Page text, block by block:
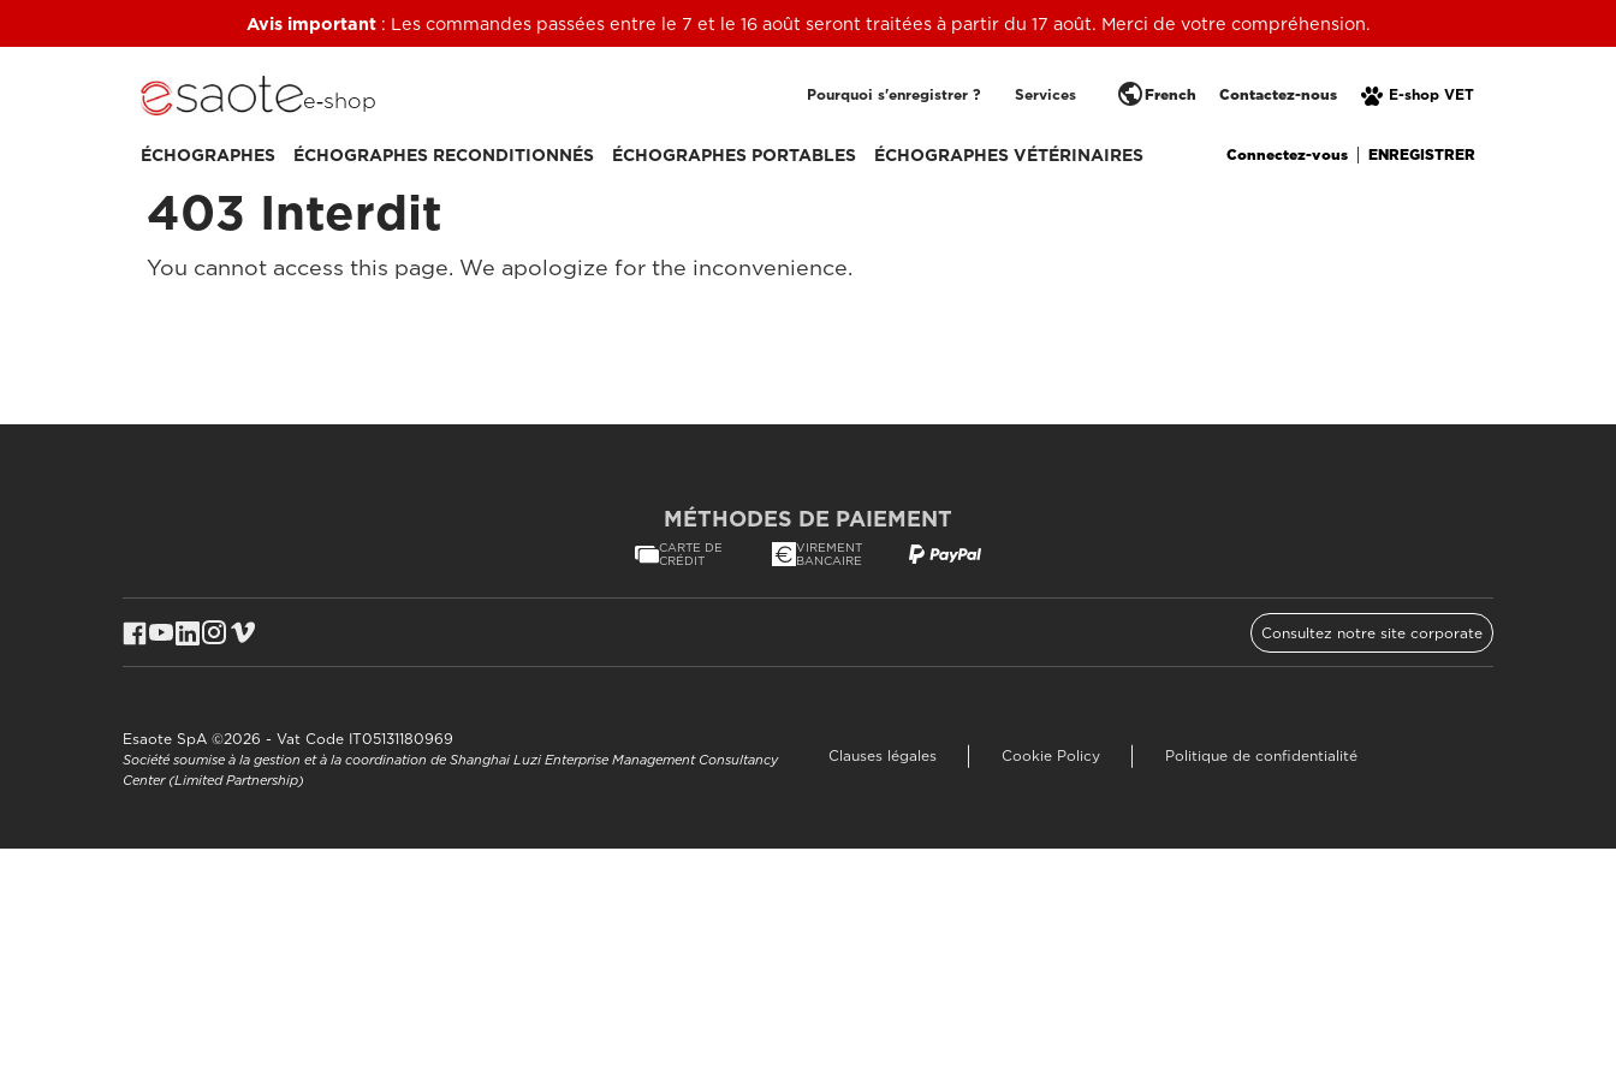
Avis important: Les commandes passées entre le 7 et le 16 août seront traitées à partir du 17 août. Merci de votre compréhension.
e‑shop Pourquoi s'enregistrer ? Services E-shop VET
Contactez-nous
publicFrench
ÉCHOGRAPHES ÉCHOGRAPHES RECONDITIONNÉS ÉCHOGRAPHES PORTABLES ÉCHOGRAPHES VÉTÉRINAIRES Connectez-vous ENREGISTRER
403 Interdit
You cannot access this page. We apologize for the inconvenience.
MÉTHODES DE PAIEMENT
CARTE DE
CRÉDIT
VIREMENT
BANCAIRE
Consultez notre site corporate
Esaote SpA ©2026 - Vat Code IT05131180969
Société soumise à la gestion et à la coordination de Shanghai Luzi Enterprise Management Consultancy
Center (Limited Partnership)
Clauses légales Cookie Policy Politique de confidentialité